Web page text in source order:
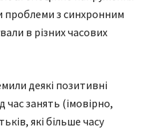
проблеми з синхронним
в різних часових
деякі позитивні
час занять (імовірно,
які більше часу